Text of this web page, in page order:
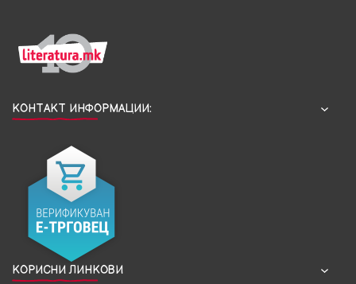
КОНТАКТ ИНФОРМАЦИИ:
КОРИСНИ ЛИНКОВИ